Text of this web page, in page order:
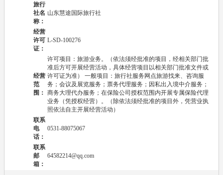
旅行
社名
称：
山东慧途国际旅行社
经营
许可
证：
L-SD-100276
经营
范
围：
许可项目：旅游业务。（依法须经批准的项目，经相关部门批
准后方可开展经营活动，具体经营项目以相关部门批准文件或
许可证为准） 一般项目：旅行社服务网点旅游找来、咨询服
务；会议及展览服务；票务代理服务；因私出入境中介服务；
商务大理代办服务；在保险公司授权范围内开展专属保险代理
业务（凭授权经营）。（除依法须经批准的项目外，凭营业执
照依法自主开展经营活动）
联系
电
话：
0531-88075067
联系
邮
箱：
64582214@qq.com